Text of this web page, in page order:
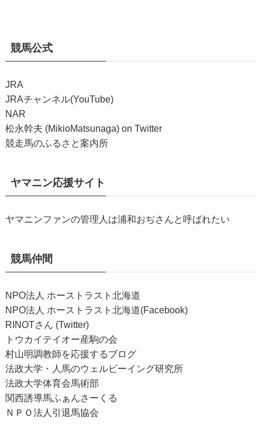
競馬公式
JRA
JRAチャンネル(YouTube)
NAR
松永幹夫 (MikioMatsunaga) on Twitter
競走馬のふるさと案内所
ヤマニン応援サイト
ヤマニンファンの管理人は浦和おぢさんと呼ばれたい
競馬仲間
NPO法人 ホーストラスト北海道
NPO法人 ホーストラスト北海道(Facebook)
RINOTさん (Twitter)
トウカイテイオー産駒の会
村山明調教師を応援するブログ
法政大学・人馬のウェルビーイング研究所
法政大学体育会馬術部
関西誘導馬ふぁんさーくる
ＮＰＯ法人引退馬協会